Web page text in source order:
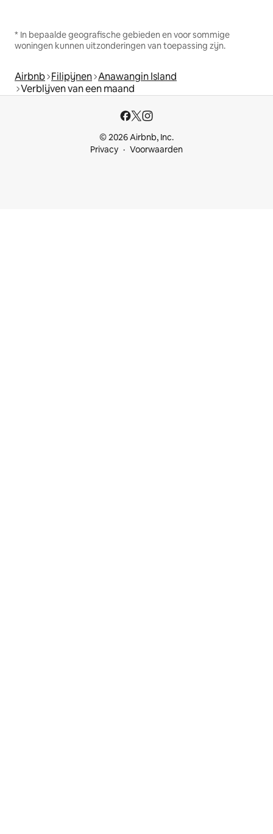
* In bepaalde geografische gebieden en voor sommige
woningen kunnen uitzonderingen van toepassing zijn.
Airbnb Filipijnen Anawangin Island
Verblijven van een maand
© 2026 Airbnb, Inc.
Privacy
Voorwaarden